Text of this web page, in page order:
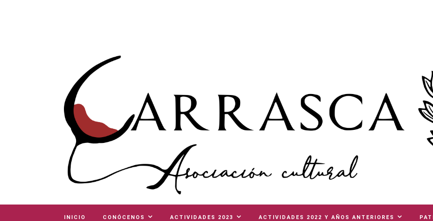
INICIO CONÓCENOS ACTIVIDADES 2023 ACTIVIDADES 2022 Y AÑOS ANTERIORES